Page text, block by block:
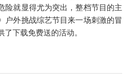
险就显得尤为突出，整档节目的主
户外挑战综艺节目来一场刺激的冒
下载免费送的活动。